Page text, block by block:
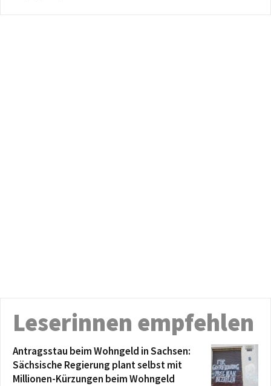
Leserinnen empfehlen
Antragsstau beim Wohngeld in Sachsen:
Sächsische Regierung plant selbst mit
Millionen-Kürzungen beim Wohngeld